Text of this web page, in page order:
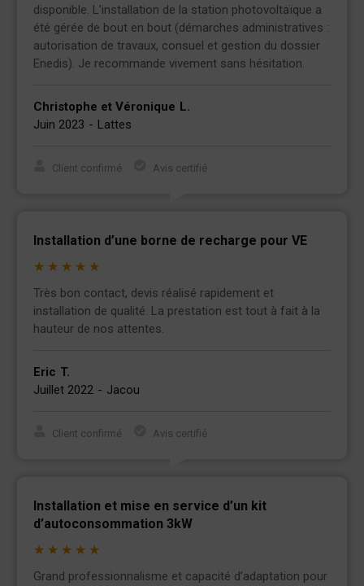
disponible. L’installation de la station photovoltaïque a
été gérée de bout en bout (démarches administratives :
autorisation de travaux, consuel et gestion du dossier
Enedis). Je recommande vivement sans hésitation.
Christophe et Véronique L.
Juin 2023 - Lattes
Client confirmé Avis certifié
Installation d’une borne de recharge pour VE
★ ★ ★ ★ ★
Très bon contact, devis réalisé rapidement et
installation de qualité. La prestation est tout à fait à la
hauteur de nos attentes.
Eric T.
Juillet 2022 - Jacou
Client confirmé Avis certifié
Installation et mise en service d’un kit
d’autoconsommation 3kW
★ ★ ★ ★ ★
Grand professionnalisme et capacité d’adaptation pour